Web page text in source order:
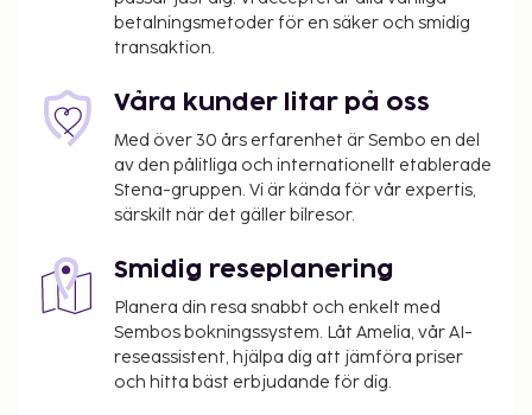
Turistskatt/miljöavgift betalas på plats.
5 våningar, hiss.
Ankomst
Incheckningstid: 14:00 - 20:00, utcheckningstid:
betalningsmetoder för en säker och smidig
transaktion.
Våra kunder litar på oss
Med över 30 års erfarenhet är Sembo en del
av den pålitliga och internationellt etablerade
Stena-gruppen. Vi är kända för vår expertis,
särskilt när det gäller bilresor.
Smidig reseplanering
Planera din resa snabbt och enkelt med
Sembos bokningssystem. Låt Amelia, vår AI-
reseassistent, hjälpa dig att jämföra priser
och hitta bäst erbjudande för dig.